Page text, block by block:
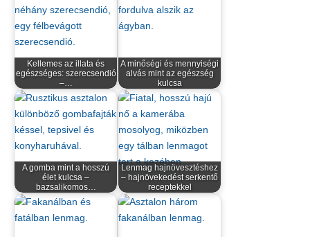
Kellemes az illata és
egészséges: szerecsendió
–…
A minőségi és mennyiségi
alvás mint az egészség
kulcsa
A gomba mint a hosszú
élet kulcsa –
bazsalikomos…
Lenmag hajnövesztéshez
– hajnövekedést serkentő
receptekkel